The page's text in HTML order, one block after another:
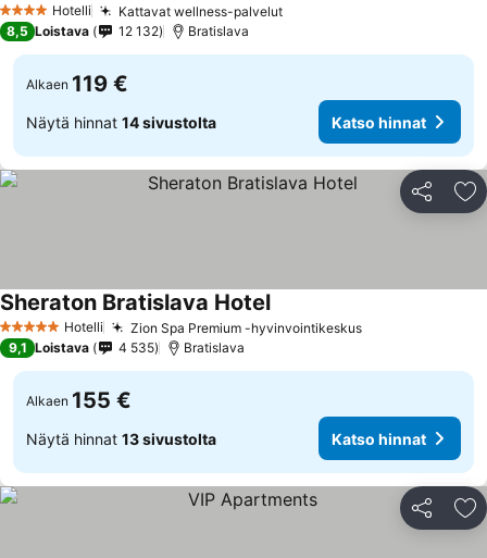
4 Tähtiluokitus
Hotelli Kattavat wellness-palvelut
8,5 Loistava 12 132 Bratislava
Alkaen 119 €
Näytä hinnat 14 sivustolta Katso hinnat
Jaa
5 Tähtiluokitus
Hotelli Zion Spa Premium -hyvinvointikeskus
Sheraton Bratislava Hotel
9,1 Loistava 4 535 Bratislava
Alkaen 155 €
Näytä hinnat 13 sivustolta Katso hinnat
Jaa